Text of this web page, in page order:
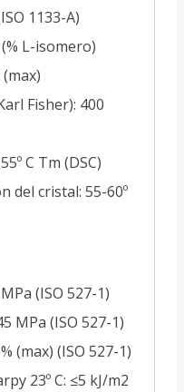
1133-A)
L-isomero)
Fisher): 400
C Tm (DSC)
del cristal: 55-60º
(ISO 527-1)
MPa (ISO 527-1)
(max) (ISO 527-1)
23º C: ≤5 kJ/m2